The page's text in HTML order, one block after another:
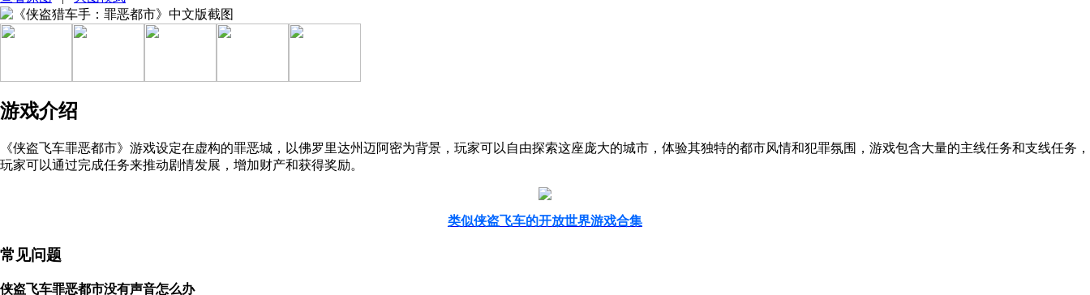
游戏介绍
《侠盗飞车罪恶都市》游戏设定在虚构的罪恶城，以佛罗里达州迈阿密为背景，玩家可以自由探索这座庞大的城市，体验其独特的都市风情和犯罪氛围，游戏包含大量的主线任务和支线任务，
玩家可以通过完成任务来推动剧情发展，增加财产和获得奖励。
类似侠盗飞车的开放世界游戏合集
常见问题
侠盗飞车罪恶都市没有声音怎么办